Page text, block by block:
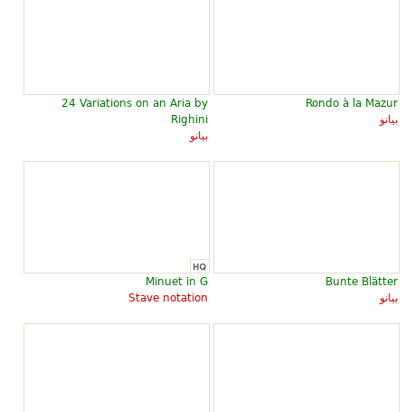
Rondo à la Mazur
بيانو
24 Variations on an Aria by
Righini
بيانو
Bunte Blätter
بيانو
Minuet in G
Stave notation